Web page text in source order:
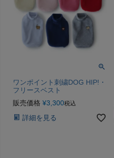
ワンポイント刺繍DOG HIP!・
フリースベスト
販売価格 ¥3,300税込
詳細を見る